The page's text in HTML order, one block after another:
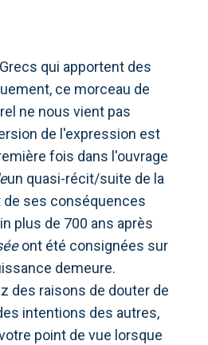
qui apportent des
ce morceau de
ne nous vient pas
de l'expression est
fois dans l'ouvrage
un quasi-récit/suite de la
de ses conséquences
plus de 700 ans après
ont été consignées sur
demeure.
des raisons de douter de
intentions des autres,
point de vue lorsque